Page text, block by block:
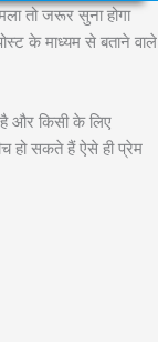
तो जरूर सुना होगा
के माध्यम से बताने वाले
है और किसी के लिए
हो सकते हैं ऐसे ही प्रेम